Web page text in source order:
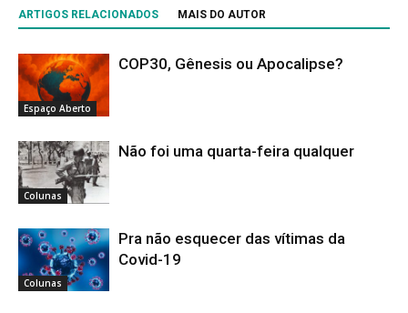
ARTIGOS RELACIONADOS MAIS DO AUTOR
Espaço Aberto
COP30, Gênesis ou Apocalipse?
Colunas
Não foi uma quarta-feira qualquer
Colunas
Pra não esquecer das vítimas da
Covid-19